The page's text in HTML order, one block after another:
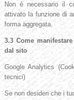
Non è necessario il
attivato la funzione di
forma aggregata.
3.3 Come
dal sito
Google Analytics
tecnici)
Se non desideri che i